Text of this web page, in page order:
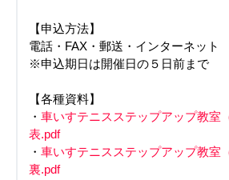
【申込方法】
電話・FAX・郵送・インターネット
※申込期日は開催日の５日前まで
【各種資料】
・ 車いすテニスステップアップ教室
表.pdf
・ 車いすテニスステップアップ教室
裏.pdf